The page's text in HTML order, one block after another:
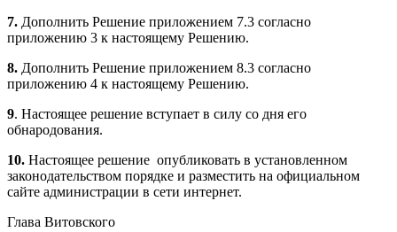
7. Дополнить Решение приложением 7.3 согласно
приложению 3 к настоящему Решению.
8. Дополнить Решение приложением 8.3 согласно
приложению 4 к настоящему Решению.
9. Настоящее решение вступает в силу со дня его
обнародования.
10. Настоящее решение опубликовать в установленном
законодательством порядке и разместить на официальном
сайте администрации в сети интернет.
Глава Витовского